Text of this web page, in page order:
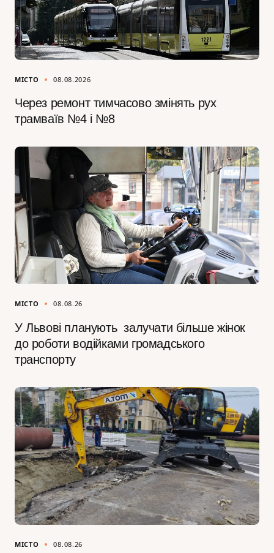
МІСТО 08.08.2026
Через ремонт тимчасово змінять рух
трамваїв №4 і №8
МІСТО 08.08.26
У Львові планують залучати більше жінок
до роботи водійками громадського
транспорту
МІСТО 08.08.26